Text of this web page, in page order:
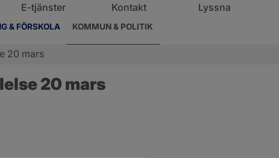
& FÖRSKOLA KOMMUN & POLITIK
E-tjänster Kontakt Lyssna
20 mars
20 mars